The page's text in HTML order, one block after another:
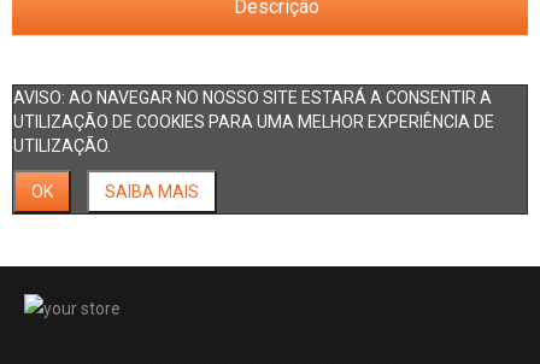
Descrição
AVISO: AO NAVEGAR NO NOSSO SITE ESTARÁ A CONSENTIR A
UTILIZAÇÃO DE COOKIES PARA UMA MELHOR EXPERIÊNCIA DE
UTILIZAÇÃO.
OK SAIBA MAIS